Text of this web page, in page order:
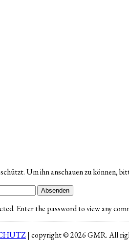
Um ihn anschauen zu können,
Enter the password to view any
| copyright © 2026 GMR. All